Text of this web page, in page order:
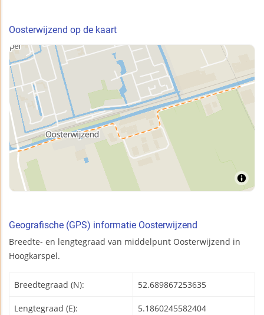
Oosterwijzend op de kaart
Geografische (GPS) informatie Oosterwijzend
Breedte- en lengtegraad van middelpunt Oosterwijzend in
Hoogkarspel.
Breedtegraad (N): 52.689867253635
Lengtegraad (E): 5.1860245582404